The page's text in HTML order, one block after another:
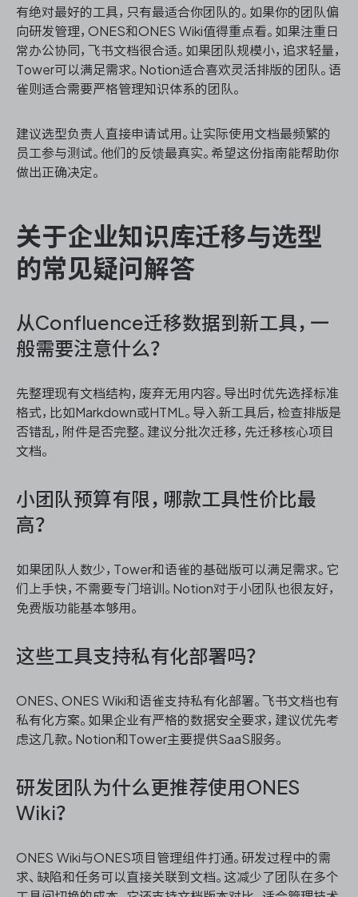
有绝对最好的工具，只有最适合你团队的。如果你的团队偏
向研发管理，ONES和ONES Wiki值得重点看。如果注重日
常办公协同，飞书文档很合适。如果团队规模小，追求轻量，
Tower可以满足需求。Notion适合喜欢灵活排版的团队。语
雀则适合需要严格管理知识体系的团队。
建议选型负责人直接申请试用。让实际使用文档最频繁的
员工参与测试。他们的反馈最真实。希望这份指南能帮助你
做出正确决定。
关于企业知识库迁移与选型
的常见疑问解答
从Confluence迁移数据到新工具，一
般需要注意什么？
先整理现有文档结构，废弃无用内容。导出时优先选择标准
格式，比如Markdown或HTML。导入新工具后，检查排版是
否错乱，附件是否完整。建议分批次迁移，先迁移核心项目
文档。
小团队预算有限，哪款工具性价比最
高？
如果团队人数少，Tower和语雀的基础版可以满足需求。它
们上手快，不需要专门培训。Notion对于小团队也很友好，
免费版功能基本够用。
这些工具支持私有化部署吗？
ONES、ONES Wiki和语雀支持私有化部署。飞书文档也有
私有化方案。如果企业有严格的数据安全要求，建议优先考
虑这几款。Notion和Tower主要提供SaaS服务。
研发团队为什么更推荐使用ONES
Wiki？
ONES Wiki与ONES项目管理组件打通。研发过程中的需
求、缺陷和任务可以直接关联到文档。这减少了团队在多个